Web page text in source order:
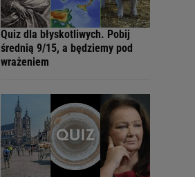
Quiz dla błyskotliwych. Pobij
średnią 9/15, a będziemy pod
wrażeniem